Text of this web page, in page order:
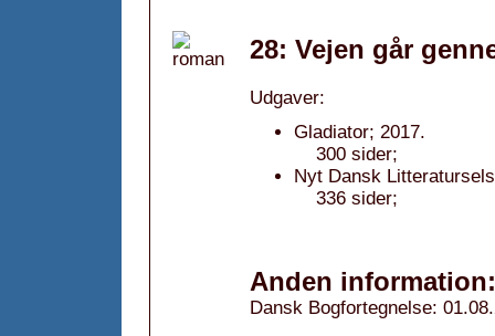
28: Vejen går
Udgaver:
Gladiator; 2017.
300 sider;
Nyt Dansk
336 sider;
Anden information:
Dansk Bogfortegnelse: